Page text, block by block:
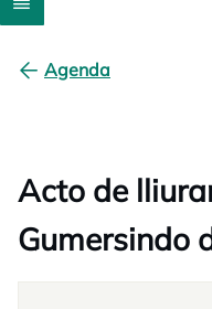
Agenda
Acto de
Gumersindo